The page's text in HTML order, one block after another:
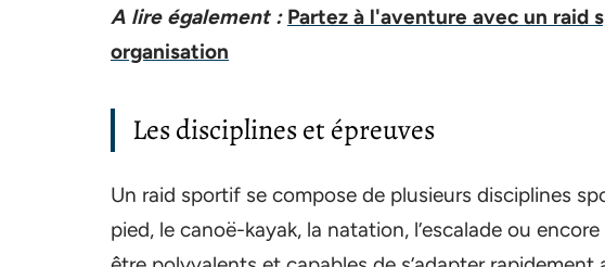
A lire également : Partez à l'aventure avec un raid
organisation
Les disciplines et épreuves
Un raid sportif se compose de plusieurs disciplines
pied, le canoë-kayak, la natation, l’escalade ou